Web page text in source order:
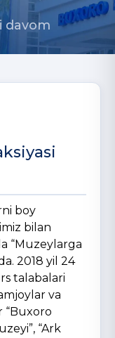
davom
boy
bilan
“Muzeylarga
2018 yil 24
talabalari
va
“Buxoro
“Ark